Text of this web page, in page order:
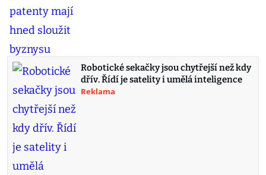
Robotické sekačky jsou chytřejší než kdy
dřív. Řídí je satelity i umělá inteligence
Reklama